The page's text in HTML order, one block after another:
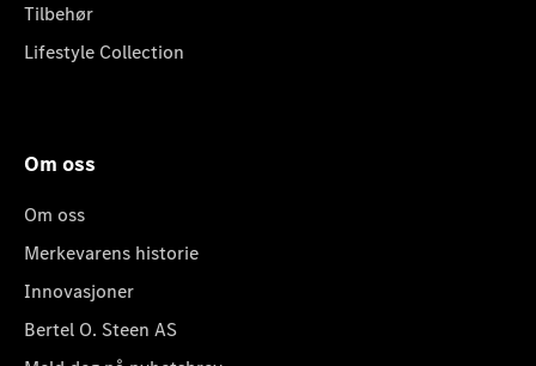
Tilbehør
Lifestyle Collection
Om oss
Om oss
Merkevarens historie
Innovasjoner
Bertel O. Steen AS